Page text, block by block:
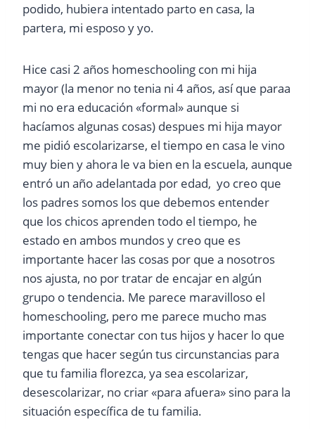
podido, hubiera intentado parto en casa, la
partera, mi esposo y yo.
Hice casi 2 años homeschooling con mi hija
mayor (la menor no tenia ni 4 años, así que paraa
mi no era educación «formal» aunque si
hacíamos algunas cosas) despues mi hija mayor
me pidió escolarizarse, el tiempo en casa le vino
muy bien y ahora le va bien en la escuela, aunque
entró un año adelantada por edad, yo creo que
los padres somos los que debemos entender
que los chicos aprenden todo el tiempo, he
estado en ambos mundos y creo que es
importante hacer las cosas por que a nosotros
nos ajusta, no por tratar de encajar en algún
grupo o tendencia. Me parece maravilloso el
homeschooling, pero me parece mucho mas
importante conectar con tus hijos y hacer lo que
tengas que hacer según tus circunstancias para
que tu familia florezca, ya sea escolarizar,
desescolarizar, no criar «para afuera» sino para la
situación específica de tu familia.